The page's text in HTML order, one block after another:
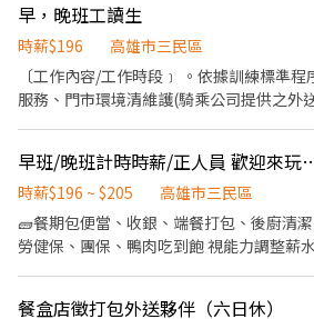
品質維護。 5. 外場相關備貨的維持。 6. 每
制。 午班時間(依現場情況調整) 上班時間：11:30～12:30區間 下班
時間：14:00～15:00區間 晚班時間(依現場情況調整) 上班時間：
17:30～1900區間 下班時間：22:00～
早，晚班工讀生
時薪$196
高雄市三民區
〔工作內容/工作時段﹞ 。依據訓練標準程序製作餐點；櫃台/外送
服務、門市環境清維護(騎乘公司提供之外送車 。可於各班別
後 ◆ 早、晚班津貼：23:00-07:00（每小時享有50-80元津貼 ◆ 健
檢：任職滿一年起，公司提供年度健檢照顧你的健康
勞、健、勞退外，公司更為你投保團保維護你的安全
扣：兼職夥伴當日任職滿4小時，即享有85
我們提供你福利禮券 好好與家人歡慶 你旅遊我贊助，每年職福會提
早班/晚班計時時
時薪$196 ~ $205
高雄市三民區
🧱餐期包便當、收銀、端餐打包、後廚清潔洗碗 ♨️固定週二
勞健保、團保、鴨肉吃到飽 視能力調整薪水，溝通成本越低，上手
餐盒店徵打包外送夥伴（六日休）